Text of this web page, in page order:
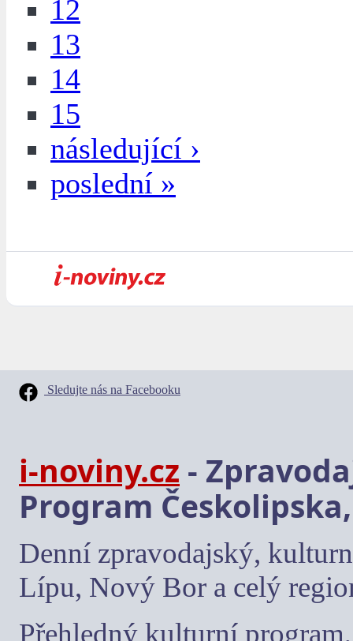
12
13
14
15
následující ›
poslední »
Sledujte nás na Facebooku
i-noviny.cz -
Program
Denní zpravodajský,
Lípu, Nový Bor a celý
Přehledný kulturní